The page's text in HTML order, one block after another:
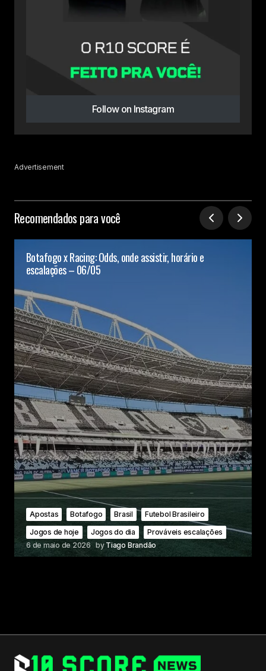
Follow on Instagram
Advertisement
Recomendados para você
Botafogo x Racing: Odds, onde assistir, horário e
escalações – 06/05
Apostas Botafogo Brasil
Futebol Brasileiro
Jogos de hoje
Jogos do dia
Prováveis escalações
6 de maio de 2026 by Tiago Brandão